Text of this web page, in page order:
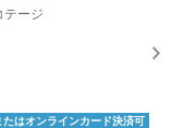
テージ
たはオンラインカード決済可